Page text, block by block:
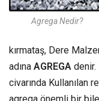
Agrega Nedir?
kırmataş, Dere
adına AGREGA
civarında Kullanılan
agrega önemli bir